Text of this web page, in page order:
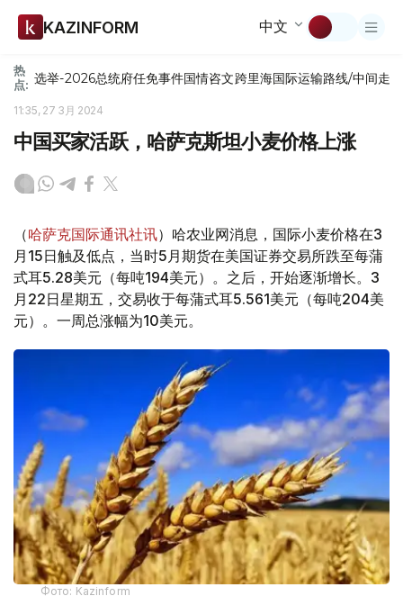
KAZINFORM 中文
热
点: 选举-2026总统府任免事件国情咨文跨里海国际运输路线/中间走廊
11:35, 27 3月 2024
中国买家活跃，哈萨克斯坦小麦价格上涨
（哈萨克国际通讯社讯）哈农业网消息，国际小麦价格在3
月15日触及低点，当时5月期货在美国证券交易所跌至每蒲
式耳5.28美元（每吨194美元）。之后，开始逐渐增长。3
月22日星期五，交易收于每蒲式耳5.561美元（每吨204美
元）。一周总涨幅为10美元。
Фото: Kazinform